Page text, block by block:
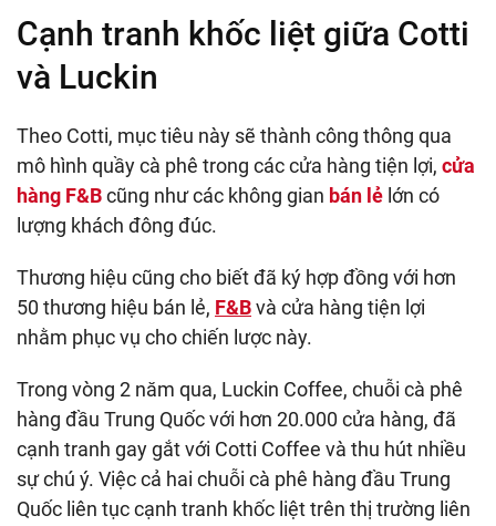
Cạnh tranh khốc liệt giữa Cotti
và Luckin
Theo Cotti, mục tiêu này sẽ thành công thông qua
mô hình quầy cà phê trong các cửa hàng tiện lợi, cửa
hàng F&Bcũng như các không gian bán lẻ lớn có
lượng khách đông đúc.
Thương hiệu cũng cho biết đã ký hợp đồng với hơn
50 thương hiệu bán lẻ, F&Bvà cửa hàng tiện lợi
nhằm phục vụ cho chiến lược ​​này.
Trong vòng 2 năm qua, Luckin Coffee, chuỗi cà phê
hàng đầu Trung Quốc với hơn 20.000 cửa hàng, đã
cạnh tranh gay gắt với Cotti Coffee và thu hút nhiều
sự chú ý. Việc cả hai chuỗi cà phê hàng đầu Trung
Quốc liên tục cạnh tranh khốc liệt trên thị trường liên